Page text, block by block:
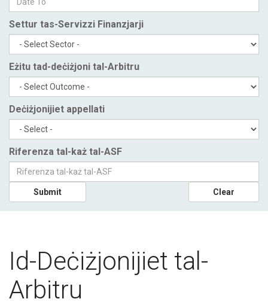
Settur tas-Servizzi Finanzjarji
Eżitu tad-deċiżjoni tal-Arbitru
Deċiżjonijiet appellati
Riferenza tal-każ tal-ASF
Submit Clear
Id-Deċiżjonijiet tal-
Arbitru